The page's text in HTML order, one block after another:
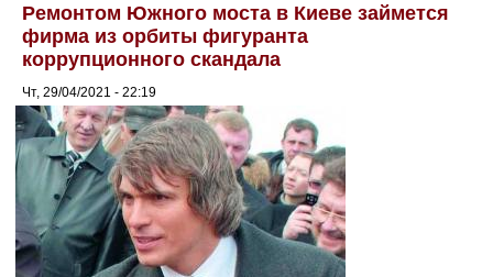
Ремонтом Южного моста в Киеве займется
фирма из орбиты фигуранта
коррупционного скандала
Чт, 29/04/2021 - 22:19